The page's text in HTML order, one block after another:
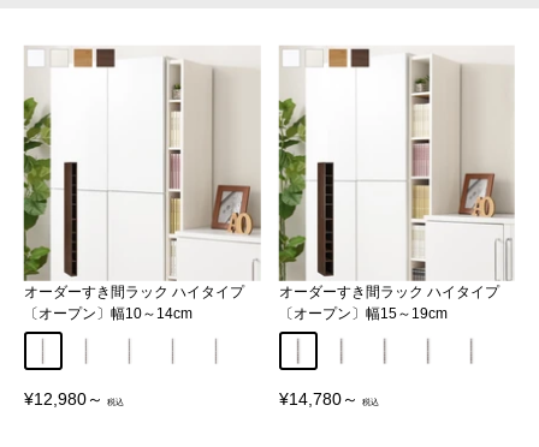
オーダーすき間ラック ハイタイプ
〔オープン〕幅10～14cm
幅10cm幅11cm幅12cm幅13cm幅14cm
販
¥12,980～
オーダーすき間ラック ハイタイプ
〔オープン〕幅15～19cm
幅15cm幅16cm幅17cm幅18cm幅19cm
販
¥14,780～